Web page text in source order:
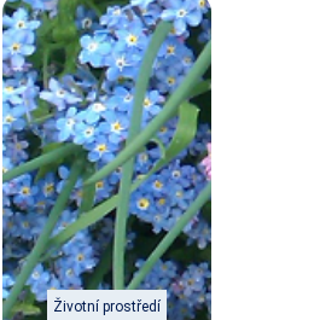
Životní prostředí